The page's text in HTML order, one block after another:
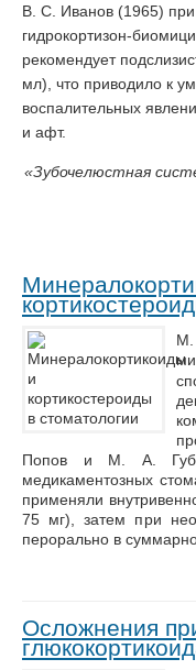
В. С. Иванов (1965)
гидрокортизон-
рекомендует
мл), что приводило к
воспалительных
и афт.
«Зубочелюстная
М.
Попов и М. А.
медикаментозных
применяли
75 мг), затем при
перорально в
Осложнения